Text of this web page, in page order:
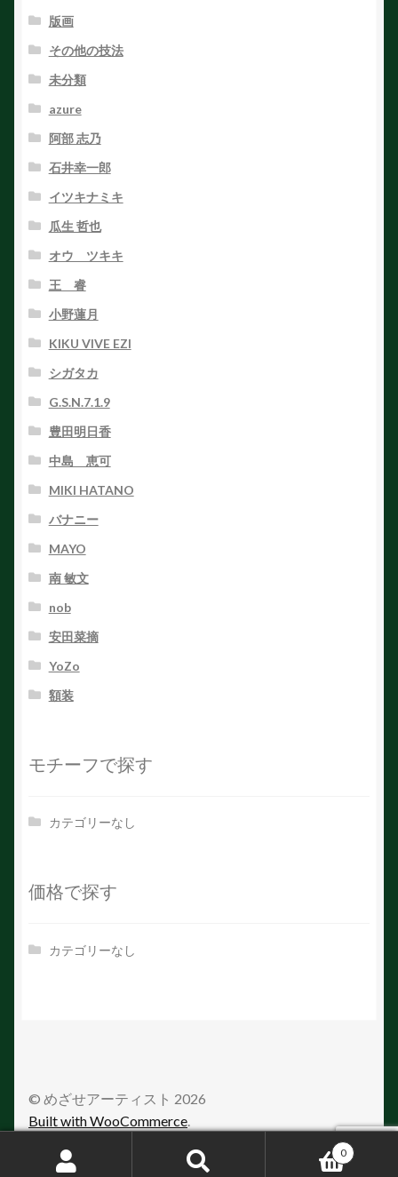
版画
その他の技法
未分類
azure
阿部 志乃
石井幸一郎
イツキナミキ
瓜生 哲也
オウ ツキキ
王 睿
小野蓮月
KIKU VIVE EZI
シガタカ
G.S.N.7.1.9
豊田明日香
中島 恵可
MIKI HATANO
バナニー
MAYO
南 敏文
nob
安田菜摘
YoZo
額装
モチーフで探す
カテゴリーなし
価格で探す
カテゴリーなし
© めざせアーティスト 2026
Built with WooCommerce.
0